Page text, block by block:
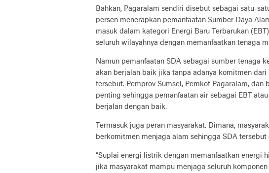
Bahkan, Pagaralam sendiri disebut sebagai satu-
persen menerapkan pemanfaatan Sumber Daya
masuk dalam kategori Energi Baru Terbarukan
seluruh wilayahnya dengan memanfaatkan tenaga
Namun pemanfaatan SDA sebagai sumber tenaga
akan berjalan baik jika tanpa adanya komitmen
tersebut. Pemprov Sumsel, Pemkot Pagaralam,
penting sehingga pemanfaatan air sebagai EBT
berjalan dengan baik.
Termasuk juga peran masyarakat. Dimana,
berkomitmen menjaga alam sehingga SDA
“Suplai energi listrik dengan memanfaatkan energi
jika masyarakat mampu menjaga seluruh